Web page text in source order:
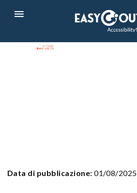
In collaborazione con
Data di pubblicazione:01/08/2025